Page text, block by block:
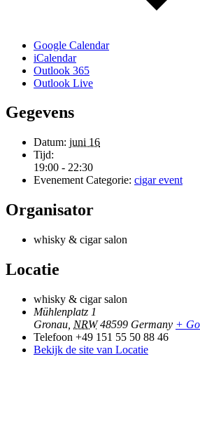
Google Calendar
iCalendar
Outlook 365
Outlook Live
Gegevens
Datum: juni 16
Tijd:
19:00 - 22:30
Evenement Categorie: cigar event
Organisator
whisky & cigar salon
Locatie
whisky & cigar salon
Mühlenplatz 1
Gronau NRW 48599 Germany +
Telefoon +49 151 55 50 88 46
Bekijk de site van Locatie